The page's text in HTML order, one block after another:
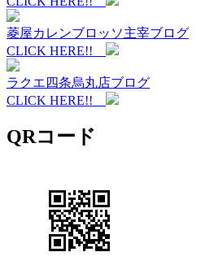
菱屋カレンブロッソ主宰ブログ
CLICK HERE!!
ラクエ四条烏丸店ブログ
CLICK HERE!!
QRコード